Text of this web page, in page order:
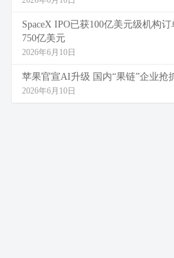
SpaceX IPO已获100亿美元级机构
750亿美元
2026年6月10日
苹果官宣AI升级 国内“果链”企业抢
2026年6月10日